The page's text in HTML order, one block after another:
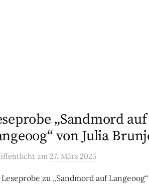
„Sandmord auf
von Julia
am 27. März 2025
zu „Sandmord auf